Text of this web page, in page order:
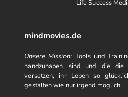
Life Success
mindmovies.de
Unsere Mission: Tools und
handzuhaben sind und die
versetzen, ihr Leben so
gestalten wie nur irgend möglich.